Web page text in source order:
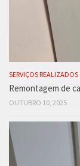
SERVIÇOS REALIZADOS
Remontagem de
OUTUBRO 10, 2025